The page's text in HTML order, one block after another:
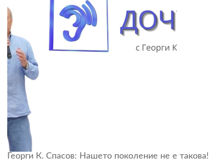
Георги К. Спасов: Нашето поколение не е такова!